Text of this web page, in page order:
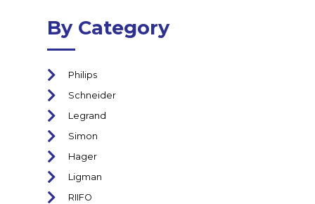
By Category
Philips
Schneider
Legrand
Simon
Hager
Ligman
RIIFO